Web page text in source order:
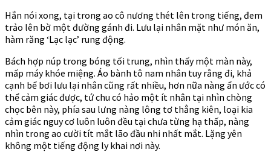
Hắn nói xong, tại trong ao cô nương thét lên trong tiếng, đem
trảo lên bờ một đường gánh đi. Lưu lại nhân mặt như món ăn,
hàm răng ‘Lạc lạc’ rung động.
Bách hợp núp trong bóng tối trung, nhìn thấy một màn này,
mấp máy khóe miệng. Áo bành tô nam nhân tuy rằng đi, khả
cạnh bể bơi lưu lại nhân cũng rất nhiều, hơn nữa nàng ẩn ước có
thể cảm giác được, tứ chu có hảo một ít nhân tại nhìn chòng
chọc bên này, phía sau lưng nàng lông tơ thẳng kiên, loại kia
cảm giác nguy cơ luôn luôn đều tại chưa từng hạ thấp, nàng
nhìn trong ao cười tít mắt lão đầu nhi nhất mắt. Lặng yên
không một tiếng động ly khai nơi này.